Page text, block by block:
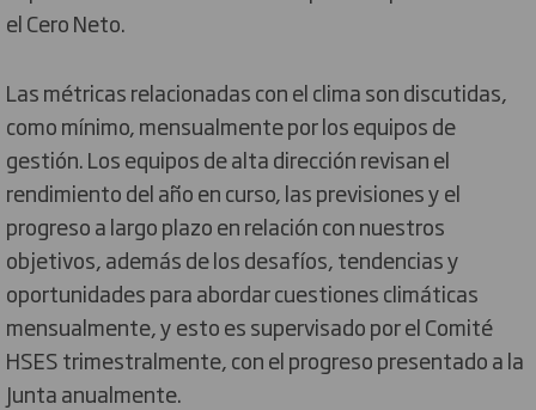
el Cero Neto.
Las métricas relacionadas con el clima son discutidas,
como mínimo, mensualmente por los equipos de
gestión. Los equipos de alta dirección revisan el
rendimiento del año en curso, las previsiones y el
progreso a largo plazo en relación con nuestros
objetivos, además de los desafíos, tendencias y
oportunidades para abordar cuestiones climáticas
mensualmente, y esto es supervisado por el Comité
HSES trimestralmente, con el progreso presentado a la
Junta anualmente.